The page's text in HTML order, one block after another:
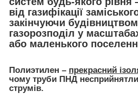
від газифікації
закінчуючи
газорозподіл у
або маленького
Полиэтилен – прекрасний
чому труби ПНД
струмів.